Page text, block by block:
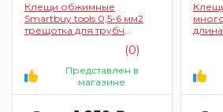
Клещи обжимные
Smartbuy tools 0,5-6 мм2
трещотка для трубч
(0)
Представлен в
магазине